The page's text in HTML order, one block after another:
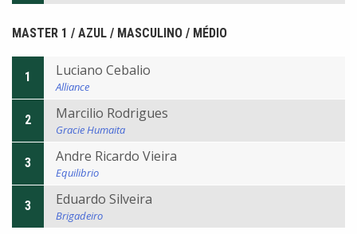
MASTER 1 / AZUL / MASCULINO / MÉDIO
1 Luciano Cebalio
Alliance
2 Marcilio Rodrigues
Gracie Humaita
3 Andre Ricardo Vieira
Equilibrio
3 Eduardo Silveira
Brigadeiro